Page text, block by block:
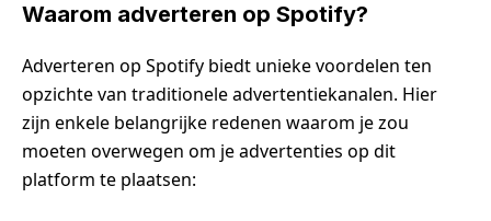
Waarom adverteren op Spotify?
Adverteren op Spotify biedt unieke voordelen ten
opzichte van traditionele advertentiekanalen. Hier
zijn enkele belangrijke redenen waarom je zou
moeten overwegen om je advertenties op dit
platform te plaatsen: